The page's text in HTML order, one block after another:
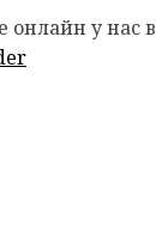
онлайн у нас в